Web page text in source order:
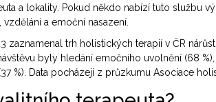
a lokality. Pokud někdo nabízí tuto službu
a emoční nasazení.
zaznamenal trh holistických terapií v ČR
byly hledání emočního uvolnění (68
%). Data pocházejí z průzkumu Asociace